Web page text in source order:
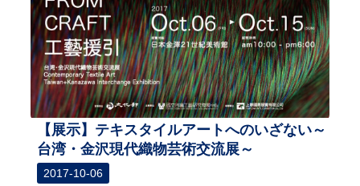
【展示】テキスタイルアートへのいざない～
台湾・金沢現代織物芸術交流展～
2017-10-06